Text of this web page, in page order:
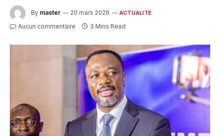
By master 20 mars 2026 ACTUALITE
Aucun commentaire 3 Mins Read